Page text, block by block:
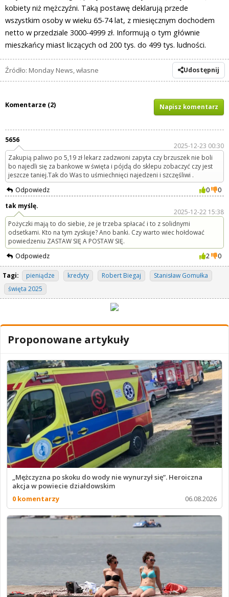
kobiety niż mężczyźni. Taką postawę deklarują przede
wszystkim osoby w wieku 65-74 lat, z miesięcznym dochodem
netto w przedziale 3000-4999 zł. Informują o tym głównie
mieszkańcy miast liczących od 200 tys. do 499 tys. ludności.
Źródło: Monday News, własne Udostępnij
Komentarze (2) Napisz komentarz
5656
2025-12-23 00:30
Zakupią paliwo po 5,19 zł lekarz zadzwoni zapyta czy brzuszek nie boli
bo najedli się za bankowe w święta i pójdą do sklepu zobaczyć czy jest
jeszcze taniej.Tak do Was to uśmiechnięci najedzeni i szczęśliwi .
Odpowiedz
0
0
tak myślę.
2025-12-22 15:38
Pożyczki mają to do siebie, że je trzeba spłacać i to z solidnymi
odsetkami. Kto na tym zyskuje? Ano banki. Czy warto wiec hołdować
powiedzeniu ZASTAW SIĘ A POSTAW SIĘ.
Odpowiedz
2 0
Tagi: pieniądze kredyty Robert Biegaj
Stanisław Gomułka
święta 2025
Proponowane artykuły
„Mężczyzna po skoku do wody nie wynurzył się”. Heroiczna
akcja w powiecie działdowskim
0 komentarzy
06.08.2026